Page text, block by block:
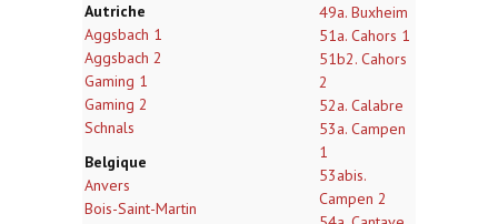
Autriche
Aggsbach 1
Aggsbach 2
Gaming 1
Gaming 2
Schnals
Belgique
Anvers
Bois-Saint-Martin
49a. Buxheim
51a. Cahors 1
51b2. Cahors
2
52a. Calabre
53a. Campen
1
53abis.
Campen 2